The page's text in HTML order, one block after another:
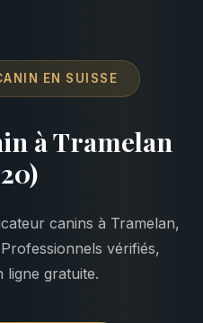
EN SUISSE
à Tramelan
canins à Tramelan,
vérifiés,
ligne gratuite.